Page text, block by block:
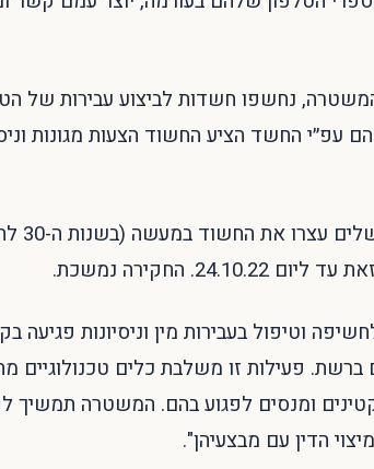
נחשפו חשדות לביצוע עבירות של
עפ״י החשד הציע החשוד הצעות מגונות
וטיפול בעבירות מין וניסיונות פגיעה
ילדים ברשת. פעילות זו משלבת כלים
קטינים ומנסים לפגוע בהם. המשטרה תמשיך
הדין עם מבצעיהן".